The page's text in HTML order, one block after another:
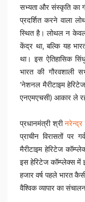
सभ्यता और संस्कृति का
प्रदर्शित करने वाला
स्थित है। लोथल न केवल
केंद्र था, बल्कि यह
था। इस ऐतिहासिक
भारत की गौरवशाली
‘नेशनल मैरीटाइम
एनएमएचसी) आकार ले
प्रधानमंत्री श्रीनरेन्द्र
प्राचीन विरासतों
मैरीटाइम हेरिटेज
इस हेरिटेज कॉम्प्लेक्स में
हजार वर्ष पहले भारत
वैश्विक व्यापार का